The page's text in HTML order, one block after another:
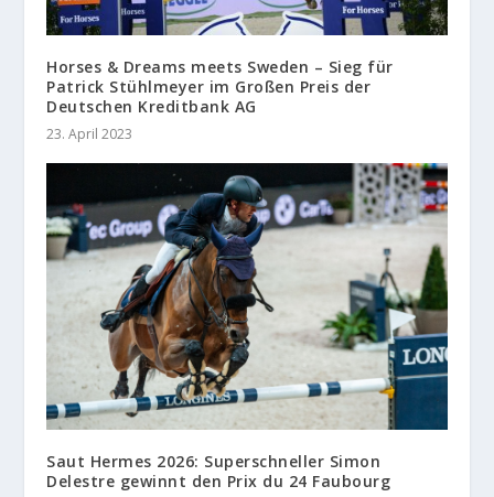
Horses & Dreams meets Sweden – Sieg für
Patrick Stühlmeyer im Großen Preis der
Deutschen Kreditbank AG
23. April 2023
Saut Hermes 2026: Superschneller Simon
Delestre gewinnt den Prix du 24 Faubourg